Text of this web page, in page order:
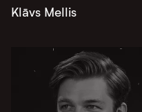
Klāvs Mellis